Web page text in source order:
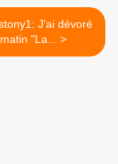
J'ai dévoré
ce matin "La... >